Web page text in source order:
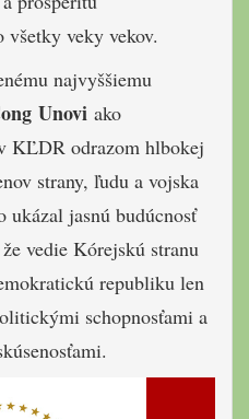
všetky veky vekov.
najvyššiemu
Unovi ako
KĽDR odrazom hlbokej
strany, ľudu a vojska
jasnú budúcnosť
vedie Kórejskú stranu
republiku len
schopnosťami a